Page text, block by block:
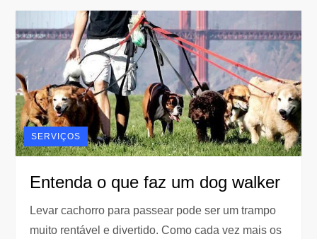
SERVIÇOS
Entenda o que faz um dog walker
Levar cachorro para passear pode ser um trampo
muito rentável e divertido. Como cada vez mais os